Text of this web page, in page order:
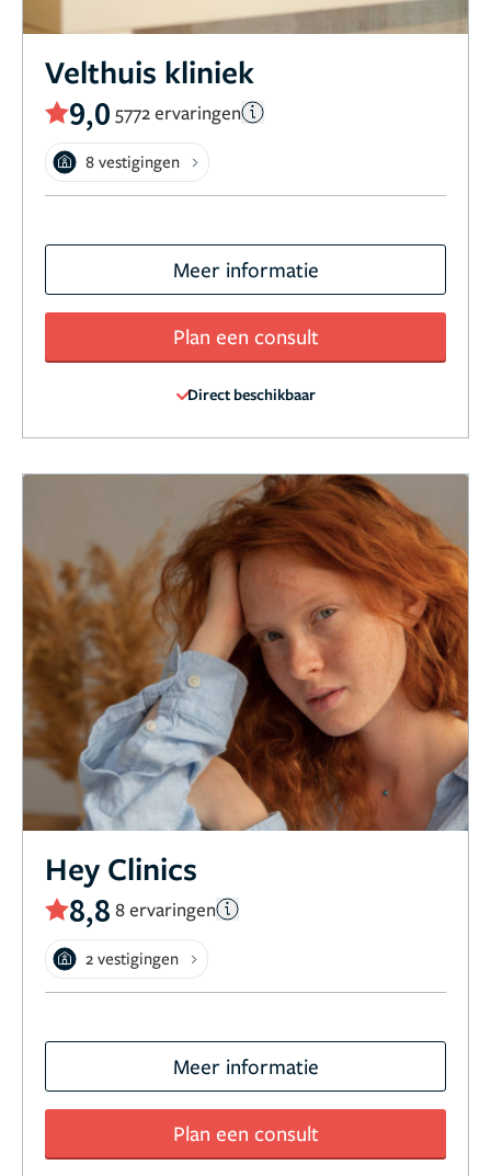
Velthuis kliniek
9,0 5772 ervaringen
8 vestigingen
Meer informatie
Plan een consult
Direct beschikbaar
Hey Clinics
8,8 8 ervaringen
2 vestigingen
Meer informatie
Plan een consult